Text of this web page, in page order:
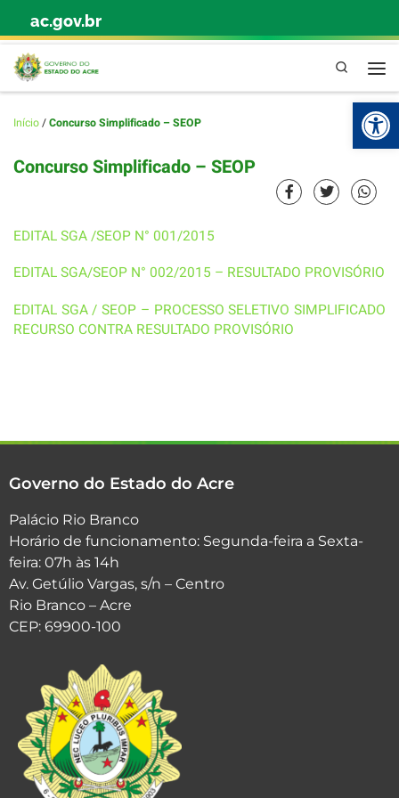
Skip to content
ac.gov.br
Pesquisa
Início/Concurso Simplificado – SEOP
Concurso Simplificado – SEOP
EDITAL SGA /SEOP N° 001/2015
EDITAL SGA/SEOP N° 002/2015 – RESULTADO PROVISÓRIO
EDITAL SGA / SEOP – PROCESSO SELETIVO SIMPLIFICADO
RECURSO CONTRA RESULTADO PROVISÓRIO
Governo do Estado do Acre
Palácio Rio Branco
Horário de funcionamento: Segunda-feira a Sexta-
feira: 07h às 14h
Av. Getúlio Vargas, s/n – Centro
Rio Branco – Acre
CEP: 69900-100